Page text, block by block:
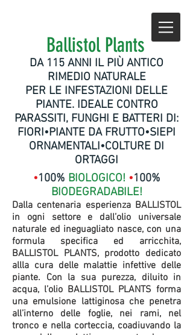
Ballistol Plants
DA 115 ANNI IL PIÙ ANTICO
RIMEDIO NATURALE
PER LE INFESTAZIONI DELLE
PIANTE. IDEALE CONTRO
PARASSITI, FUNGHI E BATTERI DI:
FIORI•PIANTE DA FRUTTO•SIEPI
ORNAMENTALI•COLTURE DI
ORTAGGI
•100% BIOLOGICO! •100%
BIODEGRADABILE!
Dalla centenaria esperienza BALLISTOL
in ogni settore e dall’olio universale
naturale ed ineguagliato nasce, con una
formula specifica ed arricchita,
BALLISTOL PLANTS, prodotto dedicato
allla cura delle malattie infettive delle
piante. Con la sua purezza, diluito in
acqua, l’olio BALLISTOL PLANTS forma
una emulsione lattiginosa che penetra
all’interno delle foglie, nei rami, nel
tronco e nella corteccia, coadiuvando la